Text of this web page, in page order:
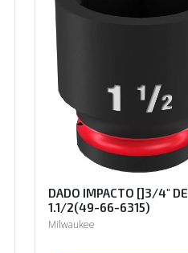
DADO IMPACTO []3/4" DE
1.1/2(49-66-6315)
Milwaukee